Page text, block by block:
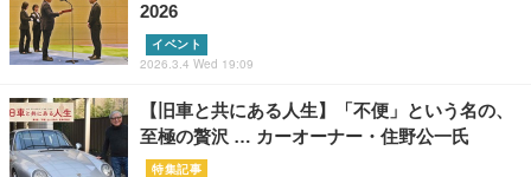
2026
イベント
2026.3.4 Wed 19:09
【旧車と共にある人生】「不便」という名の、
至極の贅沢 … カーオーナー・住野公一氏
特集記事